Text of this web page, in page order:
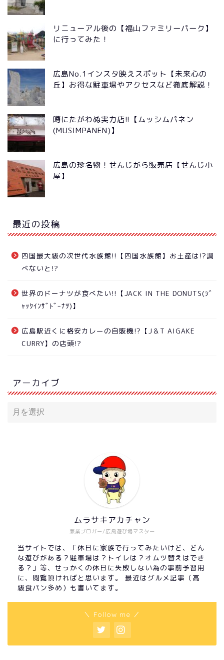
リニューアル後の【福山ファミリーパーク】
に行ってみた！
広島No.1インスタ映えスポット【未来心の
丘】お得な駐車場やアクセスなど徹底解説！
噂にたがわぬ実力店!!【ムッシムパネン
(MUSIMPANEN)】
広島の珍名物！せんじがら販売店【せんじ小
屋】
最近の投稿
四国最大級の次世代水族館!!【四国水族館】お土産は!?調
べないと!?
世界のドーナツが食べたい!!【JACK IN THE DONUTS(ｼﾞ
ｬｯｸｲﾝｻﾞﾄﾞｰﾅﾂ)】
広島駅近くに格安カレーの自販機!?【J＆T AIGAKE
CURRY】の店頭!?
アーカイブ
兼業ブロガー/広島遊び場マスター
ムラサキアカチャン
当サイトでは、「休日に家族で行ってみたいけど、どん
な遊びがある？駐車場は？トイレは？オムツ替えはでき
る？」等、せっかくの休日に失敗しない為の事前予習用
に、閲覧頂ければと思います。 最近はグルメ記事（高
級食パン多め）も書いてます。
＼ Follow me ／